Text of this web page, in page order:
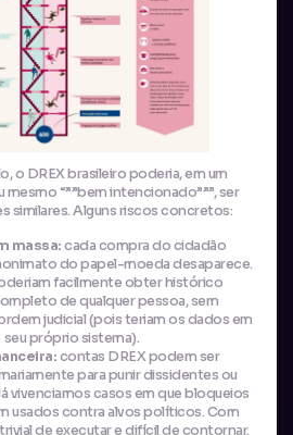
o DREX brasileiro poderia, em um
“””bem intencionado”””, ser
similares. Alguns riscos concretos:
massa:cada compra do cidadão
do papel-moeda desaparece.
facilmente obter histórico
de qualquer pessoa, sem
judicial (pois teriam os dados em
seu próprio sistema).
contas DREX podem ser
para punir dissidentes ou
vivenciamos casos em que bloqueios
usados contra alvos políticos. Com
trivial de executar e difícil de contornar.